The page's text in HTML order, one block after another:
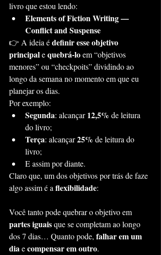
livro que estou lendo:
Elements of Fiction Writing —
Conflict and Suspense
👉 A ideia é definir esse objetivo
principal e quebrá-lo em “objetivos
menores” ou “checkpoits” dividindo ao
longo da semana no momento em que eu
planejar os dias.
Por exemplo:
Segunda: alcançar 12,5% de leitura
do livro;
Terça: alcançar 25% de leitura do
livro;
E assim por diante.
Claro que, um dos objetivos por trás de faze
algo assim é a flexibilidade:
Você tanto pode quebrar o objetivo em
partes iguais que se completam ao longo
dos 7 dias… Quanto pode, falhar em um
dia e compensar em outro.